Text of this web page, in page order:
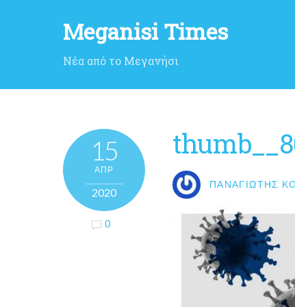
Meganisi Times
Νέα από το Μεγανήσι
15
ΑΠΡ
2020
0
ΠΑΝΑΓΙΏΤΗΣ